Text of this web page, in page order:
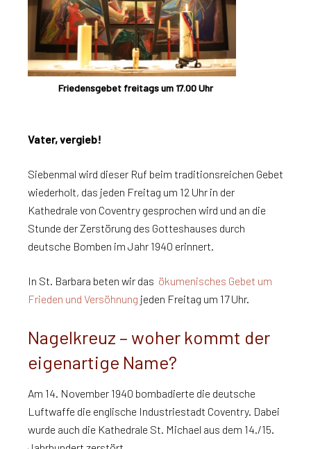
Friedensgebet freitags um 17.00 Uhr
Vater, vergieb!
Siebenmal wird dieser Ruf beim traditionsreichen Gebet
wiederholt, das jeden Freitag um 12 Uhr in der
Kathedrale von Coventry gesprochen wird und an die
Stunde der Zerstörung des Gotteshauses durch
deutsche Bomben im Jahr 1940 erinnert.
In St. Barbara beten wir das ökumenisches Gebet um
Frieden und Versöhnung jeden Freitag um 17 Uhr.
Nagelkreuz – woher kommt der
eigenartige Name?
Am 14. November 1940 bombadierte die deutsche
Luftwaffe die englische Industriestadt Coventry. Dabei
wurde auch die Kathedrale St. Michael aus dem 14./15.